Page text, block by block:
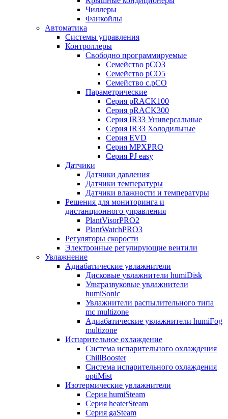
Чиллеры
Фанкойлы
Автоматика
Системы управления
Контроллеры
Свободно программируемые
Семейство pCO3
Семейство pCO5
Семейство c.pCO
Параметрические
Серия pRACK100
Серия pRACK300
Серия IR33 Универсальные
Серия IR33 Холодильные
Серия EVD
Серия MPXPRO
Серия PJ easy
Датчики
Датчики давления
Датчики температуры
Датчики влажности и температуры
Решения для мониторинга и
дистанционного управления
PlantVisorPRO2
PlantWatchPRO3
Регуляторы скорости
Электронные регулирующие вентили
Увлажнение
Адиабатические увлажнители
Дисковые увлажнители humiDisk
Ультразвуковые увлажнители
humiSonic
Увлажнители распылительного типа
mc multizone
Адиабатические увлажнители humiFog
multizone
Испарительное охлаждение
Система испарительного охлаждения
ChillBooster
Система испарительного охлаждения
optiMist
Изотермические увлажнители
Серия humiSteam
Серия heaterSteam
Серия gaSteam